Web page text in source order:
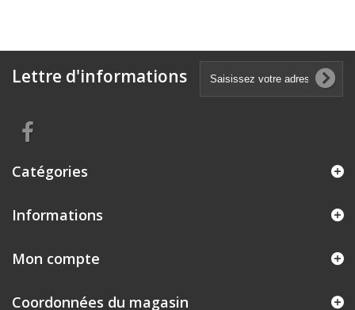
Lettre d'informations
Catégories
Informations
Mon compte
Coordonnées du magasin